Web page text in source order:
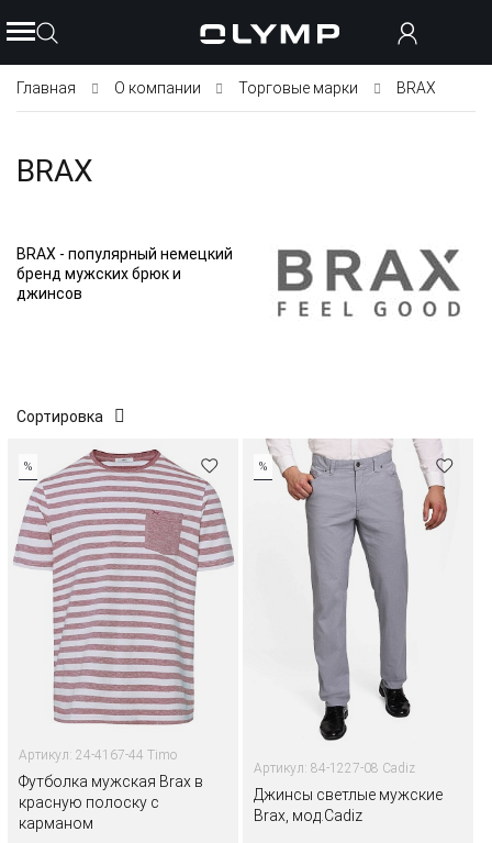
Главная О компании Торговые марки BRAX
BRAX
BRAX - популярный немецкий
бренд мужских брюк и
джинсов
Сортировка
%
Артикул: 24-4167-44 Timo
Футболка мужская Brax в
красную полоску с
карманом
%
Артикул: 84-1227-08 Cadiz
Джинсы светлые мужские
Brax, мод.Cadiz